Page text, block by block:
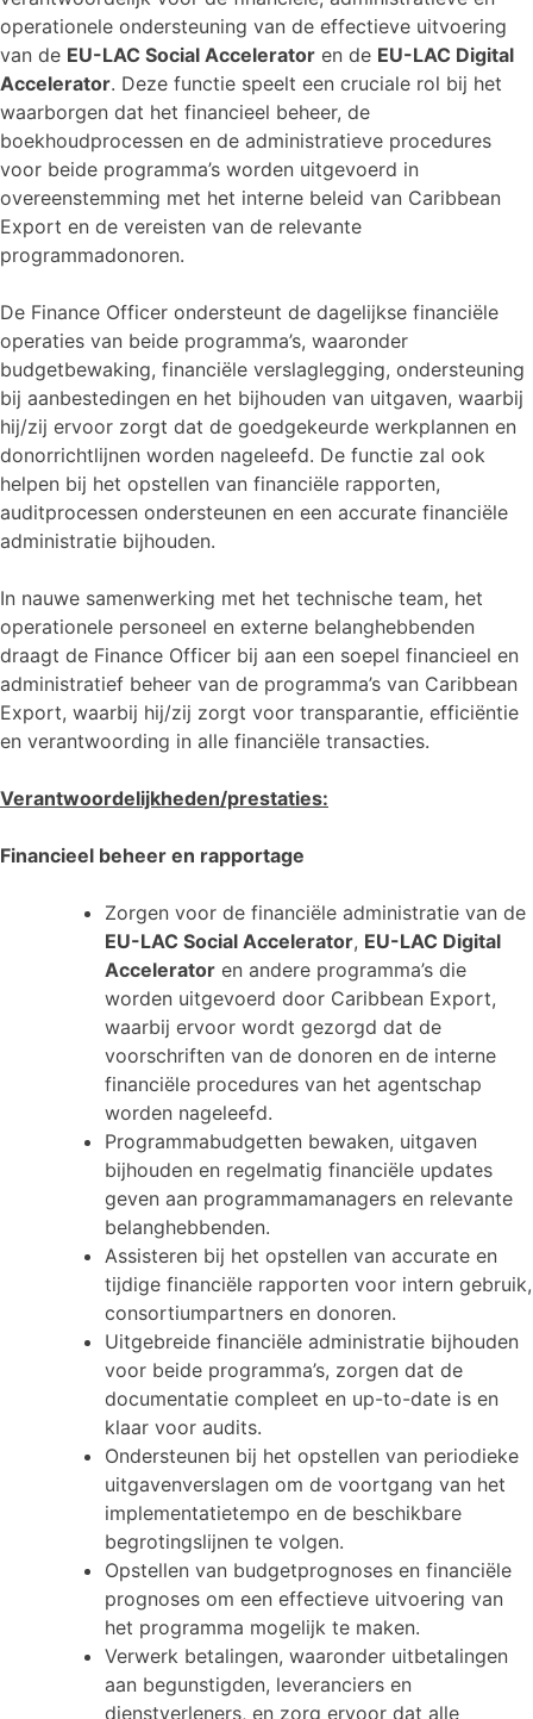
operationele ondersteuning van de effectieve uitvoering
van de EU-LAC Social Accelerator en de EU-LAC Digital
Accelerator. Deze functie speelt een cruciale rol bij het
waarborgen dat het financieel beheer, de
boekhoudprocessen en de administratieve procedures
voor beide programma’s worden uitgevoerd in
overeenstemming met het interne beleid van Caribbean
Export en de vereisten van de relevante
programmadonoren.
De Finance Officer ondersteunt de dagelijkse financiële
operaties van beide programma’s, waaronder
budgetbewaking, financiële verslaglegging, ondersteuning
bij aanbestedingen en het bijhouden van uitgaven, waarbij
hij/zij ervoor zorgt dat de goedgekeurde werkplannen en
donorrichtlijnen worden nageleefd. De functie zal ook
helpen bij het opstellen van financiële rapporten,
auditprocessen ondersteunen en een accurate financiële
administratie bijhouden.
In nauwe samenwerking met het technische team, het
operationele personeel en externe belanghebbenden
draagt de Finance Officer bij aan een soepel financieel en
administratief beheer van de programma’s van Caribbean
Export, waarbij hij/zij zorgt voor transparantie, efficiëntie
en verantwoording in alle financiële transacties.
Verantwoordelijkheden/prestaties:
Financieel beheer en rapportage
Zorgen voor de financiële administratie van de
EU-LAC Social Accelerator, EU-LAC Digital
Accelerator en andere programma’s die
worden uitgevoerd door Caribbean Export,
waarbij ervoor wordt gezorgd dat de
voorschriften van de donoren en de interne
financiële procedures van het agentschap
worden nageleefd.
Programmabudgetten bewaken, uitgaven
bijhouden en regelmatig financiële updates
geven aan programmamanagers en relevante
belanghebbenden.
Assisteren bij het opstellen van accurate en
tijdige financiële rapporten voor intern gebruik,
consortiumpartners en donoren.
Uitgebreide financiële administratie bijhouden
voor beide programma’s, zorgen dat de
documentatie compleet en up-to-date is en
klaar voor audits.
Ondersteunen bij het opstellen van periodieke
uitgavenverslagen om de voortgang van het
implementatietempo en de beschikbare
begrotingslijnen te volgen.
Opstellen van budgetprognoses en financiële
prognoses om een effectieve uitvoering van
het programma mogelijk te maken.
Verwerk betalingen, waaronder uitbetalingen
aan begunstigden, leveranciers en
dienstverleners, en zorg ervoor dat alle